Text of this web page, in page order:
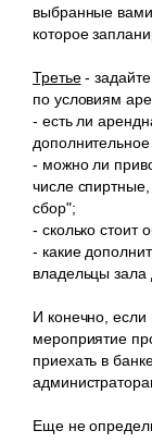
выбранные
которое
Третье-
по условиям
- есть ли
- можно ли
числе
сбор";
- сколько стоит
- какие
владельцы зала
И конечно, если
мероприятие
приехать в
Еще не